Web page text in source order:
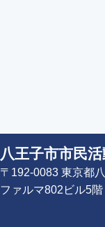
八王子市市民
〒192-0083 東京都
ファルマ802ビル5階